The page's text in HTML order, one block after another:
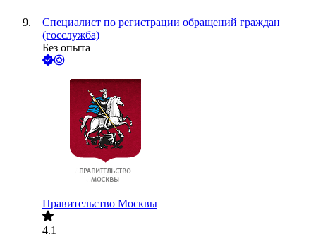
Специалист по регистрации обращений граждан
(госслужба)
Без опыта
Правительство Москвы
4.1